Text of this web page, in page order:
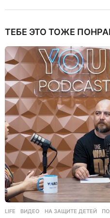
ТЕБЕ ЭТО ТОЖЕ
LIFE ВИДЕО ,НА ЗАЩИТЕ ДЕТЕЙ ,